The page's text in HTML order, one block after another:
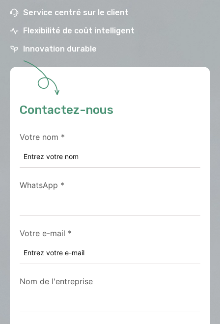
Service centré sur le client
Flexibilité de coût intelligent
Innovation durable
Contactez-nous
Votre nom *
WhatsApp *
Votre e-mail *
Nom de l'entreprise